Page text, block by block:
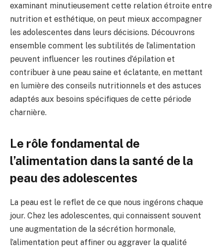
examinant minutieusement cette relation étroite entre
nutrition et esthétique, on peut mieux accompagner
les adolescentes dans leurs décisions. Découvrons
ensemble comment les subtilités de l’alimentation
peuvent influencer les routines d’épilation et
contribuer à une peau saine et éclatante, en mettant
en lumière des conseils nutritionnels et des astuces
adaptés aux besoins spécifiques de cette période
charnière.
Le rôle fondamental de
l’alimentation dans la santé de la
peau des adolescentes
La peau est le reflet de ce que nous ingérons chaque
jour. Chez les adolescentes, qui connaissent souvent
une augmentation de la sécrétion hormonale,
l’alimentation peut affiner ou aggraver la qualité